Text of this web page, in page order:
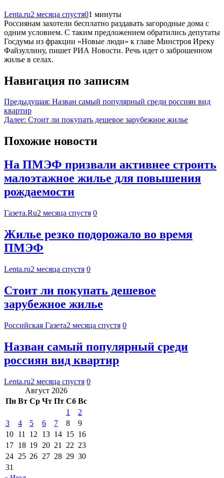
Lenta.ru2 месяца спустя01 минуты
Россиянам захотели бесплатно раздавать загородные дома с
одним условием. С таким предложением обратились депутаты
Госдумы из фракции «Новые люди» к главе Минстроя Иреку
Файзуллину, пишет РИА Новости. Речь идет о заброшенном
жилье в селах.
Навигация по записям
Предыдущая: Назван самый популярный среди россиян вид
квартир
Далее: Стоит ли покупать дешевое зарубежное жилье
Похожие новости
На ПМЭФ призвали активнее строить
малоэтажное жилье для повышения
рождаемости
Газета.Ru2 месяца спустя 0
Жилье резко подорожало во время
ПМЭФ
Lenta.ru2 месяца спустя 0
Стоит ли покупать дешевое
зарубежное жилье
Российская Газета2 месяца спустя 0
Назван самый популярный среди
россиян вид квартир
Lenta.ru2 месяца спустя 0
Август 2026
Пн Вт Ср Чт Пт Сб Вс
1
2
3
4 5 6 7 8
9
10 11 12 13 14 15 16
17 18 19 20 21 22 23
24 25 26 27 28 29 30
31